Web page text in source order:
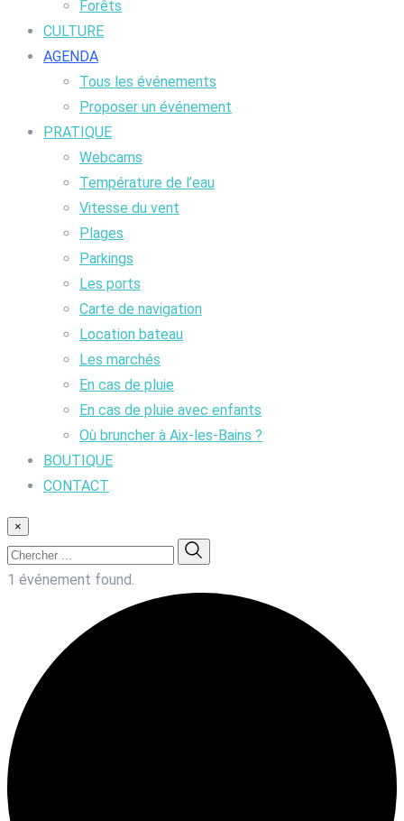
Forêts
CULTURE
AGENDA
Tous les événements
Proposer un événement
PRATIQUE
Webcams
Température de l’eau
Vitesse du vent
Plages
Parkings
Les ports
Carte de navigation
Location bateau
Les marchés
En cas de pluie
En cas de pluie avec enfants
Où bruncher à Aix-les-Bains ?
BOUTIQUE
CONTACT
×
1 événement found.